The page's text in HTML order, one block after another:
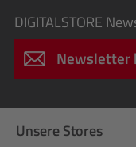
DIGITALSTORE
Newsletter
Unsere Stores